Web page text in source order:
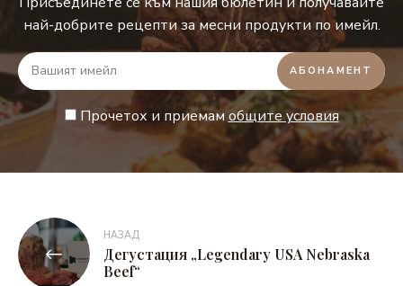
най-добрите рецепти за месни продукти по имейл.
Прочетох и приемамобщите условия
Навигация
НАЗАД
Дегустация „Legendary USA Nebraska
Beef“